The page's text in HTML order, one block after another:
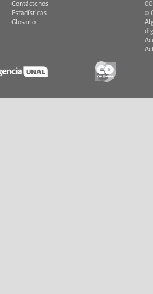
Contáctenos
Estadísticas
Glosario
©